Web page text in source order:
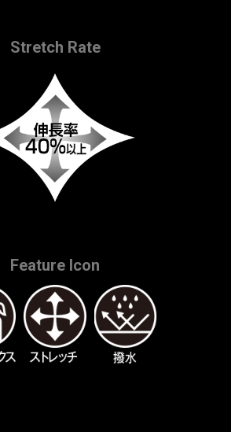
Stretch Rate
Feature Icon